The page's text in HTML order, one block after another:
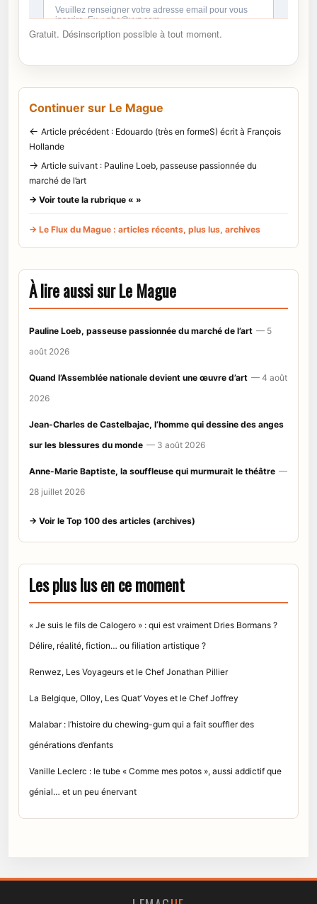
Gratuit. Désinscription possible à tout moment.
Continuer sur Le Mague
← Article précédent : Edouardo (très en formeS) écrit à François
Hollande
→ Article suivant : Pauline Loeb, passeuse passionnée du
marché de l’art
→ Voir toute la rubrique « »
→ Le Flux du Mague : articles récents, plus lus, archives
À lire aussi sur Le Mague
Pauline Loeb, passeuse passionnée du marché de l’art — 5
août 2026
Quand l’Assemblée nationale devient une œuvre d’art — 4 août
2026
Jean-Charles de Castelbajac, l’homme qui dessine des anges
sur les blessures du monde — 3 août 2026
Anne-Marie Baptiste, la souffleuse qui murmurait le théâtre —
28 juillet 2026
→ Voir le Top 100 des articles (archives)
Les plus lus en ce moment
« Je suis le fils de Calogero » : qui est vraiment Dries Bormans ?
Délire, réalité, fiction… ou filiation artistique ?
Renwez, Les Voyageurs et le Chef Jonathan Pillier
La Belgique, Olloy, Les Quat’ Voyes et le Chef Joffrey
Malabar : l’histoire du chewing-gum qui a fait souffler des
générations d’enfants
Vanille Leclerc : le tube « Comme mes potos », aussi addictif que
génial… et un peu énervant